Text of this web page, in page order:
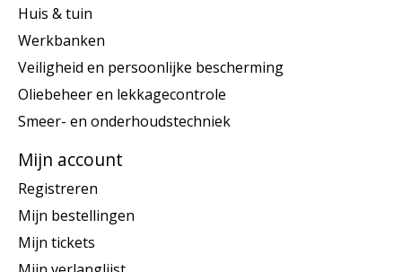
Huis & tuin
Werkbanken
Veiligheid en persoonlijke bescherming
Oliebeheer en lekkagecontrole
Smeer- en onderhoudstechniek
Mijn account
Registreren
Mijn bestellingen
Mijn tickets